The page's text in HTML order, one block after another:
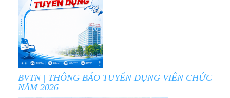
BVTN | THÔNG BÁO TUYỂN DỤNG VIÊN CHỨC
NĂM 2026